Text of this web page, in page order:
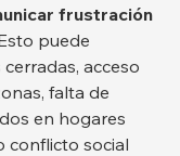
frustración
puede
acceso
falta de
en hogares
conflicto social